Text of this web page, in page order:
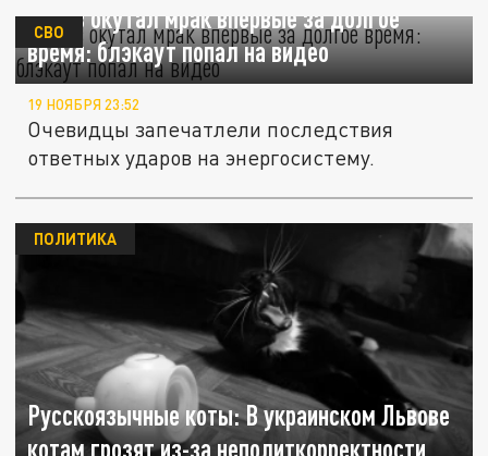
Львов окутал мрак впервые за долгое
время: блэкаут попал на видео
СВО
19 НОЯБРЯ 23:52
Очевидцы запечатлели последствия
ответных ударов на энергосистему.
Русскоязычные коты: В украинском Львове
котам грозят из-за неполиткорректности
ПОЛИТИКА